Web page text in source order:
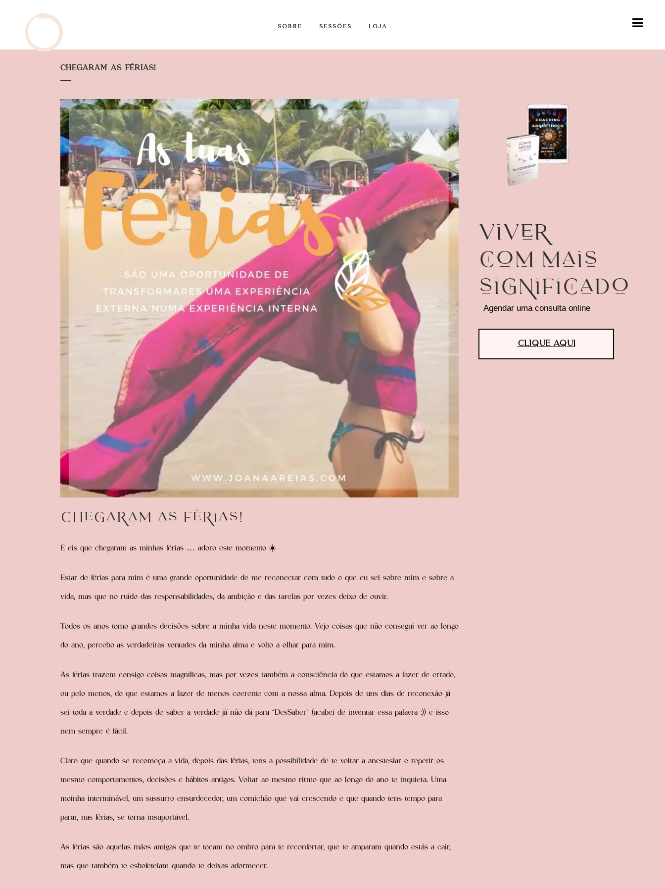
SOBRE SESSÕES LOJA
CHEGARAM AS FÉRIAS!
Chegaram as férias!
E eis que chegaram as minhas férias … adoro este momento ☀️
Estar de férias para mim é uma grande oportunidade de me reconectar com tudo o que eu sei sobre mim e sobre a
vida, mas que no ruído das responsabilidades, da ambição e das tarefas por vezes deixo de ouvir.
Todos os anos tomo grandes decisões sobre a minha vida neste momento. Vejo coisas que não consegui ver ao longo
do ano, percebo as verdadeiras vontades da minha alma e volto a olhar para mim.
As férias trazem consigo coisas magníficas, mas por vezes também a consciência do que estamos a fazer de errado,
ou pelo menos, do que estamos a fazer de menos coerente com a nossa alma. Depois de uns dias de reconexão já
sei toda a verdade e depois de saber a verdade já não dá para “DesSaber” (acabei de inventar essa palavra :)) e isso
nem sempre é fácil.
Claro que quando se recomeça a vida, depois das férias, tens a possibilidade de te voltar a anestesiar e repetir os
mesmo comportamentos, decisões e hábitos antigos. Voltar ao mesmo ritmo que ao longo do ano te inquieta. Uma
moinha interminável, um sussurro ensurdecedor, um comichão que vai crescendo e que quando tens tempo para
parar, nas férias, se torna insuportável.
As férias são aquelas mãos amigas que te tocam no ombro para te reconfortar, que te amparam quando estás a cair,
mas que também te esbofeteiam quando te deixas adormecer.
Viver
com mais
significado
Agendar uma consulta online
CLIQUE AQUI